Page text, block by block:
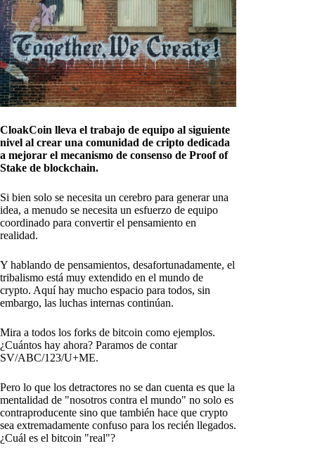
CloakCoin lleva el trabajo de equipo al siguiente
nivel al crear una comunidad de cripto dedicada
a mejorar el mecanismo de consenso de Proof of
Stake de blockchain.
Si bien solo se necesita un cerebro para generar una
idea, a menudo se necesita un esfuerzo de equipo
coordinado para convertir el pensamiento en
realidad.
Y hablando de pensamientos, desafortunadamente, el
tribalismo está muy extendido en el mundo de
crypto. Aquí hay mucho espacio para todos, sin
embargo, las luchas internas continúan.
Mira a todos los forks de bitcoin como ejemplos.
¿Cuántos hay ahora? Paramos de contar
SV/ABC/123/U+ME.
Pero lo que los detractores no se dan cuenta es que la
mentalidad de "nosotros contra el mundo" no solo es
contraproducente sino que también hace que crypto
sea extremadamente confuso para los recién llegados.
¿Cuál es el bitcoin "real"?